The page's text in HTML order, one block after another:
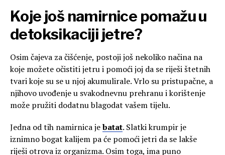
Koje još namirnice pomažu u
detoksikaciji jetre?
Osim čajeva za čišćenje, postoji još nekoliko načina na
koje možete očistiti jetru i pomoći joj da se riješi štetnih
tvari koje su se u njoj akumulirale. Vrlo su pristupačne, a
njihovo uvođenje u svakodnevnu prehranu i korištenje
može pružiti dodatnu blagodat vašem tijelu.
Jedna od tih namirnica jebatat. Slatki krumpir je
iznimno bogat kalijem pa će pomoći jetri da se lakše
riješi otrova iz organizma. Osim toga, ima puno